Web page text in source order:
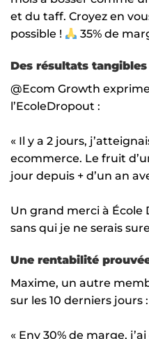
et du taff. Croyez en
possible !
35% de
Des résultats tangibles
@Ecom Growth
l’EcoleDropout :
« Il y a 2 jours,
ecommerce. Le fruit
jour depuis + d’un an
Un grand merci à
sans qui je ne serais
Une rentabilité
Maxime, un autre
sur les 10 derniers jours :
« Env 30% de marge,